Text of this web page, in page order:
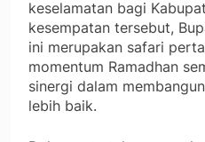
keselamatan bagi
kesempatan tersebut,
ini merupakan safari
momentum Ramadhan
sinergi dalam
lebih baik.